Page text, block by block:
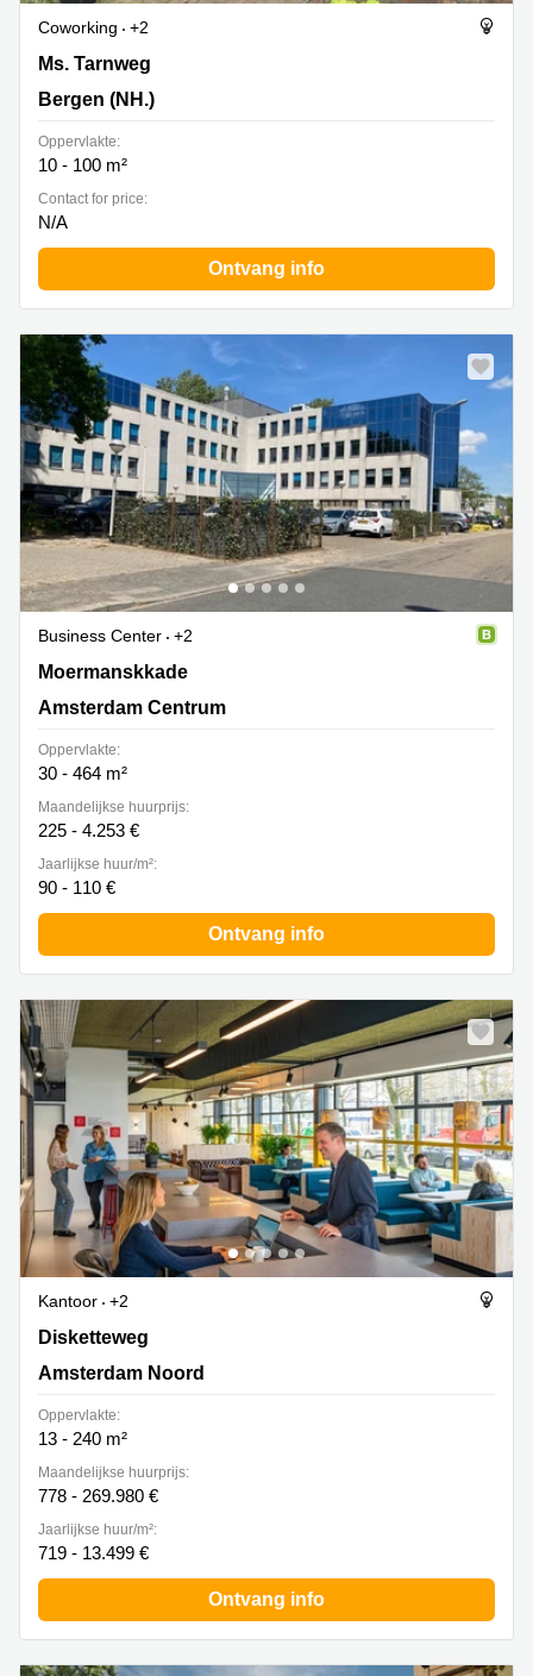
Coworking
+2
Ms. Tarnweg 10, Bergen (NH.)
Ms. Tarnweg
Bergen (NH.)
Oppervlakte:
10 - 100 m²
Contact for price:
N/A
Ontvang info
Business Center
+2
Moermanskkade 105, Amsterdam Centrum
Moermanskkade
Amsterdam Centrum
Oppervlakte:
30 - 464 m²
Maandelijkse huurprijs:
225 - 4.253 €
Jaarlijkse huur/m²:
90 - 110 €
Ontvang info
Kantoor
+2
Disketteweg 14, Amsterdam Noord
Disketteweg
Amsterdam Noord
Oppervlakte:
13 - 240 m²
Maandelijkse huurprijs:
778 - 269.980 €
Jaarlijkse huur/m²:
719 - 13.499 €
Ontvang info